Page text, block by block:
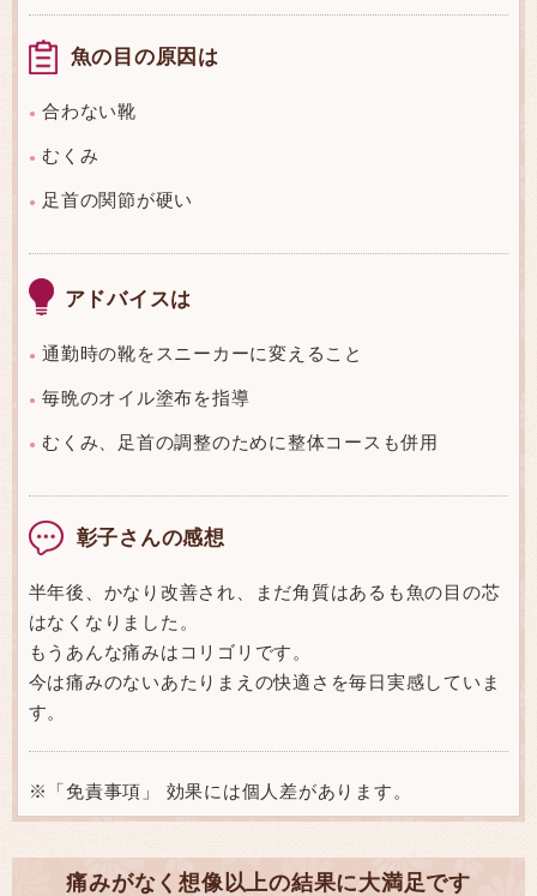
魚の目の原因は
● 合わない靴
● むくみ
● 足首の関節が硬い
アドバイスは
● 通勤時の靴をスニーカーに変えること
● 毎晩のオイル塗布を指導
● むくみ、足首の調整のために整体コースも併用
彰子さんの感想
半年後、かなり改善され、まだ角質はあるも魚の目の芯
はなくなりました。
もうあんな痛みはコリゴリです。
今は痛みのないあたりまえの快適さを毎日実感していま
す。
※「免責事項」 効果には個人差があります。
痛みがなく想像以上の結果に大満足です